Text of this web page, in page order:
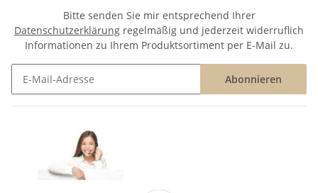
Bitte senden Sie mir entsprechend Ihrer
Datenschutzerklärung regelmäßig und jederzeit widerruflich
Informationen zu Ihrem Produktsortiment per E-Mail zu.
Abonnieren